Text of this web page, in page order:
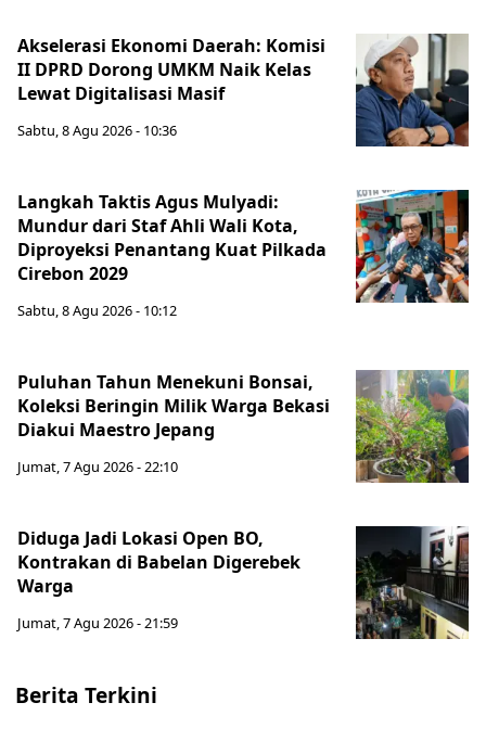
Akselerasi Ekonomi Daerah: Komisi
II DPRD Dorong UMKM Naik Kelas
Lewat Digitalisasi Masif
Sabtu, 8 Agu 2026 - 10:36
Langkah Taktis Agus Mulyadi:
Mundur dari Staf Ahli Wali Kota,
Diproyeksi Penantang Kuat Pilkada
Cirebon 2029
Sabtu, 8 Agu 2026 - 10:12
Puluhan Tahun Menekuni Bonsai,
Koleksi Beringin Milik Warga Bekasi
Diakui Maestro Jepang
Jumat, 7 Agu 2026 - 22:10
Diduga Jadi Lokasi Open BO,
Kontrakan di Babelan Digerebek
Warga
Jumat, 7 Agu 2026 - 21:59
Berita Terkini